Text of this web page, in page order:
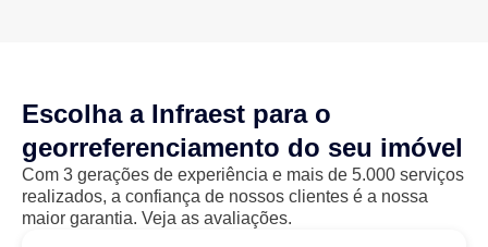
Escolha a Infraest para o
georreferenciamento do seu imóvel
Com 3 gerações de experiência e mais de 5.000 serviços
realizados, a confiança de nossos clientes é a nossa
maior garantia. Veja as avaliações.